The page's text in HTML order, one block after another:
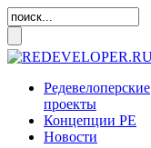
Редевелоперские
проекты
Концепции РЕ
Новости